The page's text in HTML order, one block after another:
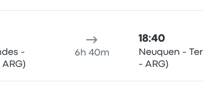
-
6h 40m
18:40
Neuquen -
- ARG)